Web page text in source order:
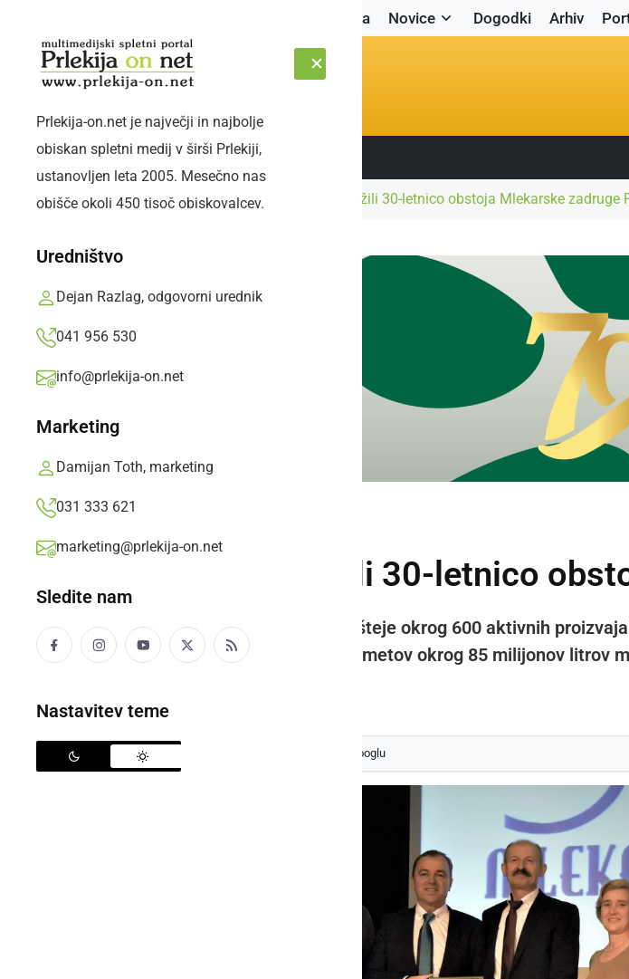
Naslovnica Novice Dogodki Arhiv
ČETRTEK, 6. AVGUST 2026 Sledite nam:
Prlekija-on.net je največji in najbolje
obiskan spletni medij v širši Prlekiji,
ustanovljen leta 2005. Mesečno nas
obišče okoli 450 tisoč obiskovalcev.
Uredništvo
Dejan Razlag, odgovorni urednik
041 956 530
info@prlekija-on.net
Marketing
Damijan Toth, marketing
031 333 621
marketing@prlekija-on.net
Sledite nam
Nastavitev teme
Naslovnica Gospodarstvo Svečano obeležili 30-letnico obstoja Mlekarske zadruge
Svečano obeležili 30-letnico
Mlekarska zadruga Ptuj danes šteje okrog 600 aktivnih
in Koroške ter letno odkupi od kmetov okrog 85 milijonov litrov
Izberite kot svoj prednostni vir na Googlu